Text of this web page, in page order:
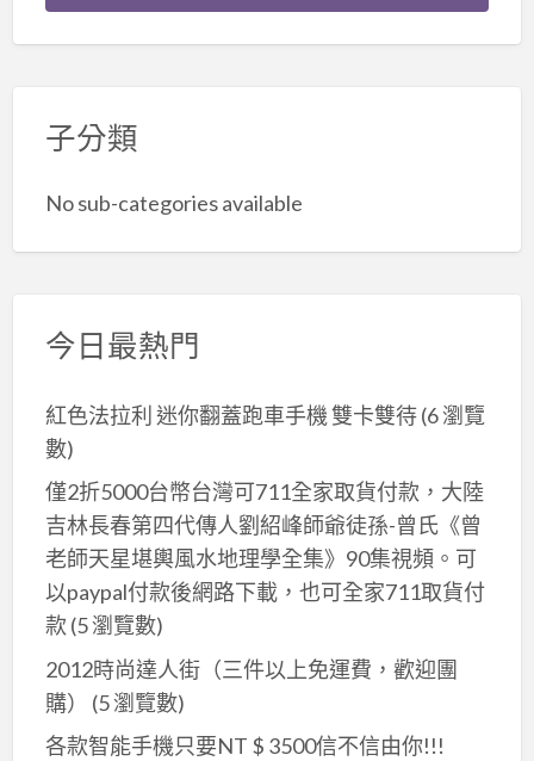
子分類
No sub-categories available
今日最熱門
紅色法拉利 迷你翻蓋跑車手機 雙卡雙待(6 瀏覽
數)
僅2折5000台幣台灣可711全家取貨付款，大陸
吉林長春第四代傳人劉紹峰師爺徒孫-曾氏《曾
老師天星堪輿風水地理學全集》90集視頻。可
以paypal付款後網路下載，也可全家711取貨付
款 (5 瀏覽數)
2012時尚達人街（三件以上免運費，歡迎團
購）
(5 瀏覽數)
各款智能手機只要NT $ 3500信不信由你!!!